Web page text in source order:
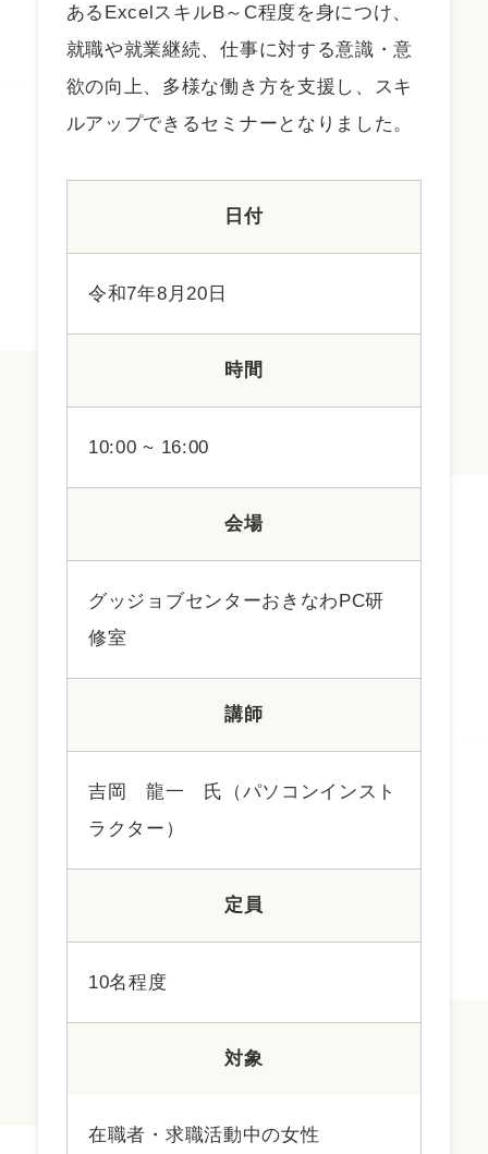
あるExcelスキルB～C程度を身につけ、
就職や就業継続、仕事に対する意識・意
欲の向上、多様な働き方を支援し、スキ
ルアップできるセミナーとなりました。
日付
令和7年8月20日
時間
10:00 ~ 16:00
会場
グッジョブセンターおきなわPC研
修室
講師
吉岡 龍一 氏（パソコンインスト
ラクター）
定員
10名程度
対象
在職者・求職活動中の女性